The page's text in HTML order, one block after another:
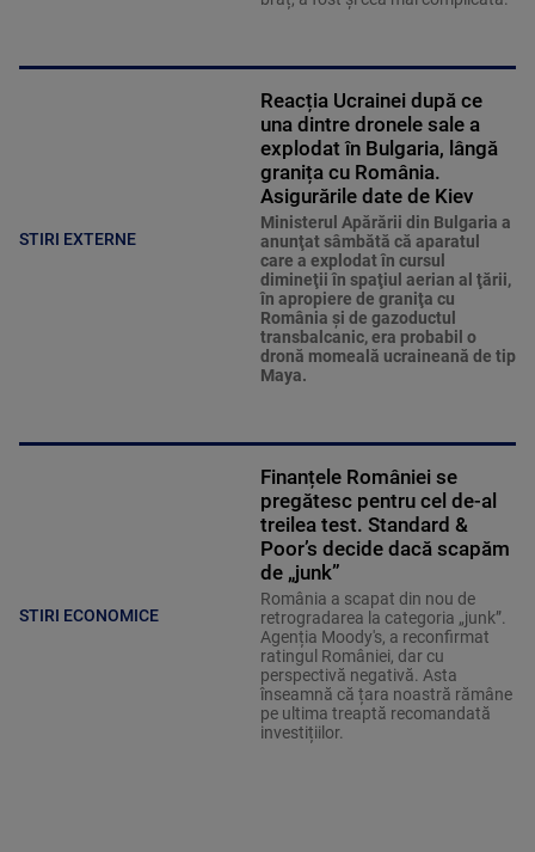
STIRI EXTERNE
Reacția Ucrainei după ce
una dintre dronele sale a
explodat în Bulgaria, lângă
granița cu România.
Asigurările date de Kiev
Ministerul Apărării din Bulgaria a
anunţat sâmbătă că aparatul
care a explodat în cursul
dimineţii în spaţiul aerian al ţării,
în apropiere de graniţa cu
România şi de gazoductul
transbalcanic, era probabil o
dronă momeală ucraineană de tip
Maya.
STIRI ECONOMICE
Finanțele României se
pregătesc pentru cel de-al
treilea test. Standard &
Poor’s decide dacă scapăm
de „junk”
România a scapat din nou de
retrogradarea la categoria „junk”.
Agenția Moody's, a reconfirmat
ratingul României, dar cu
perspectivă negativă. Asta
înseamnă că țara noastră rămâne
pe ultima treaptă recomandată
investițiilor.